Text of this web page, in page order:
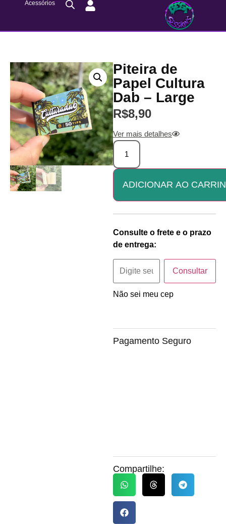
Acessórios
Piteira de
Papel Cultura
Dab – Large
R$8,90
Pagamento Seguro
Compartilhe:
Ver mais detalhes
ADICIONAR AO
Consulte o frete e o prazo
de entrega:
Consultar
Não sei meu cep